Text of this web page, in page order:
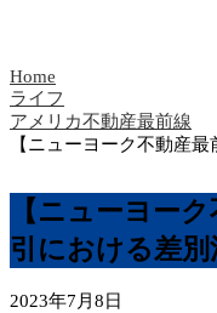
Home
ライフ
アメリカ不動産最前線
【ニューヨーク不動産
【ニューヨー
引における差別
2023年7月8日